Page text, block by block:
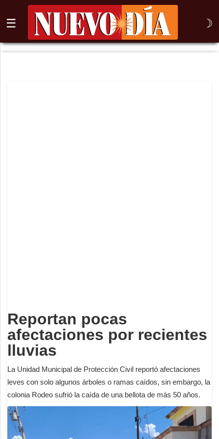
☰ ☽
⌕
Reportan pocas
afectaciones por recientes
lluvias
La Unidad Municipal de Protección Civil reportó afectaciones
leves con solo algunos árboles o ramas caídos, sin embargo, la
colonia Rodeo sufrió la caída de una bellota de más 50 años.